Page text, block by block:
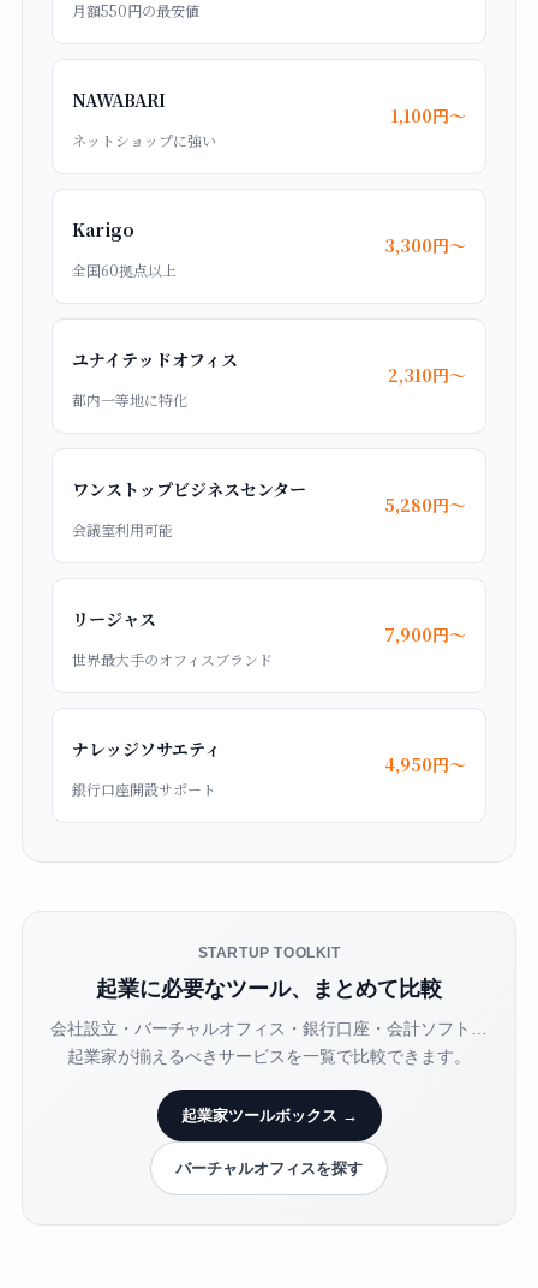
月額550円の最安値
NAWABARI
ネットショップに強い
1,100円〜
Karigo
全国60拠点以上
3,300円〜
ユナイテッドオフィス
都内一等地に特化
2,310円〜
ワンストップビジネスセンター
会議室利用可能
5,280円〜
リージャス
世界最大手のオフィスブランド
7,900円〜
ナレッジソサエティ
銀行口座開設サポート
4,950円〜
STARTUP TOOLKIT
起業に必要なツール、まとめて比較
会社設立・バーチャルオフィス・銀行口座・会計ソフト…
起業家が揃えるべきサービスを一覧で比較できます。
起業家ツールボックス →
バーチャルオフィスを探す